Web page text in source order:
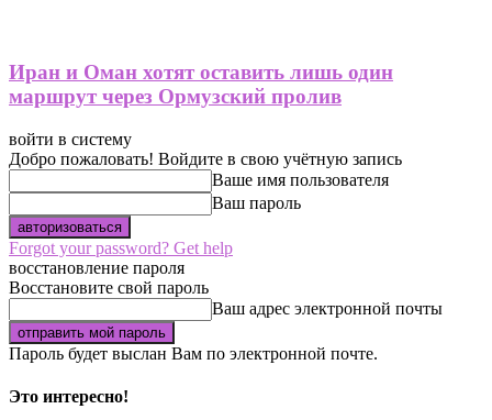
Иран и Оман хотят оставить лишь один
маршрут через Ормузский пролив
войти в систему
Добро пожаловать! Войдите в свою учётную запись
Ваше имя пользователя
Ваш пароль
Forgot your password? Get help
восстановление пароля
Восстановите свой пароль
Ваш адрес электронной почты
Пароль будет выслан Вам по электронной почте.
Это интересно!